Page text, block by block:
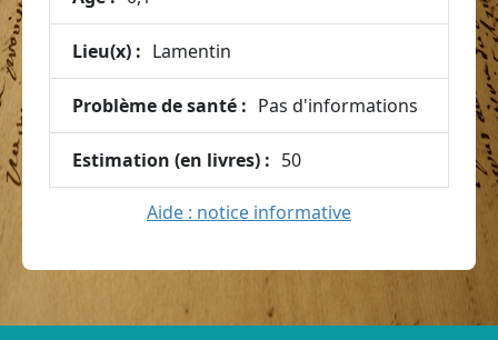
Lieu(x) : Lamentin
Problème de santé : Pas d'informations
Estimation (en livres) : 50
Aide : notice informative